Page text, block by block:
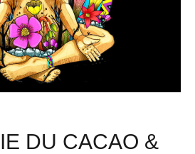
DU CACAO &